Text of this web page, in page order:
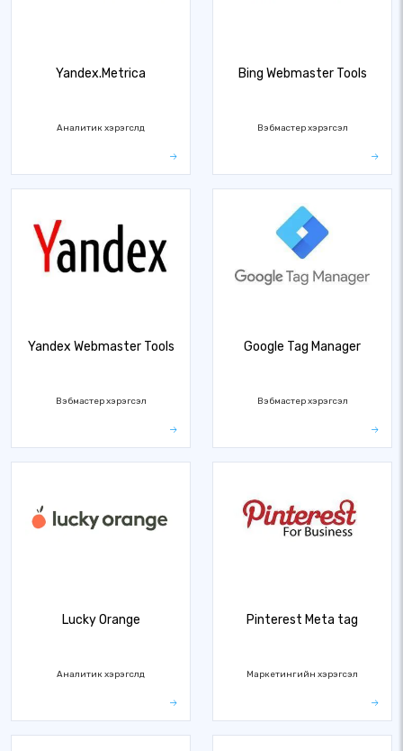
Yandex.Metrica
Аналитик хэрэгслүүд
Bing Webmaster Tools
Вэбмастер хэрэгсэл
Yandex Webmaster Tools
Вэбмастер хэрэгсэл
Google Tag Manager
Вэбмастер хэрэгсэл
Lucky Orange
Аналитик хэрэгслүүд
Pinterest Meta tag
Маркетингийн хэрэгсэл